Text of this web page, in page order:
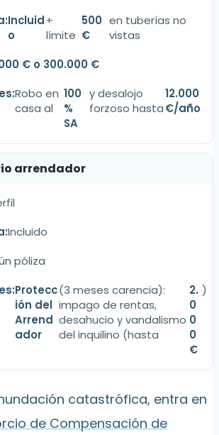
Incluid
o
+
límite
500
€
en tuberías no
vistas
€ o 300.000 €
Robo en
casa al
100
%
SA
y desalojo
forzoso hasta
12.000
€/año
arrendador
Incluido
póliza
Protecc
ión del
Arrend
ador
(3 meses carencia):
impago de rentas,
desahucio y vandalismo
del inquilino (hasta
2.
0
0
0
€
)
catastrófica, entra en
de Compensación de